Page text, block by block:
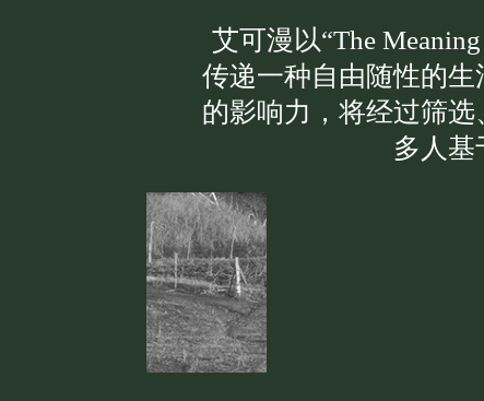
艾可漫以“The
传递一种自由随性的
的影响力，将经过筛
多人基